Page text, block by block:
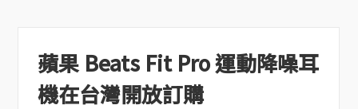
蘋果 Beats Fit Pro 運動降噪耳
機在台灣開放訂購